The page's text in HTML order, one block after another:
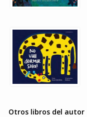
Otros libros del autor